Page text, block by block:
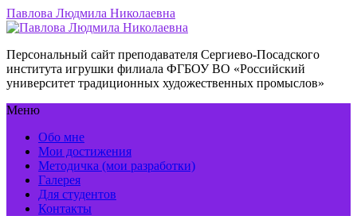
Павлова Людмила Николаевна
Персональный сайт преподавателя Сергиево-Посадского
института игрушки филиала ФГБОУ ВО «Российский
университет традиционных художественных промыслов»
Меню
Обо мне
Мои достижения
Методичка (мои разработки)
Галерея
Для студентов
Контакты